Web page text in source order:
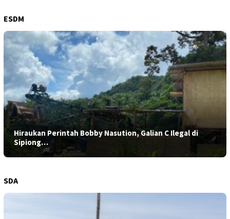
ESDM
Hiraukan Perintah Bobby Nasution, Galian C Ilegal di
Sipiong…
SDA